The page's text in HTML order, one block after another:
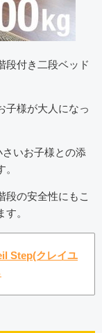
段付き二段ベッド
子様が大人になっ
いお子様との添
段の安全性にもこ
。
Step(クレイユ